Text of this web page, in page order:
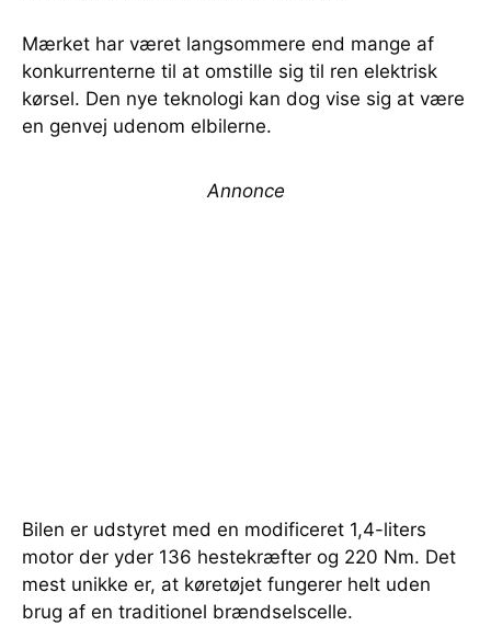
Mærket har været langsommere end mange af
konkurrenterne til at omstille sig til ren elektrisk
kørsel. Den nye teknologi kan dog vise sig at være
en genvej udenom elbilerne.
Annonce
Bilen er udstyret med en modificeret 1,4-liters
motor der yder 136 hestekræfter og 220 Nm. Det
mest unikke er, at køretøjet fungerer helt uden
brug af en traditionel brændselscelle.